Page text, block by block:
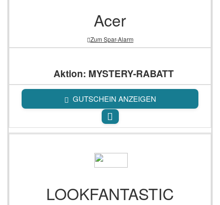
Acer
Zum Spar-Alarm
Aktion: MYSTERY-RABATT
GUTSCHEIN ANZEIGEN
LOOKFANTASTIC